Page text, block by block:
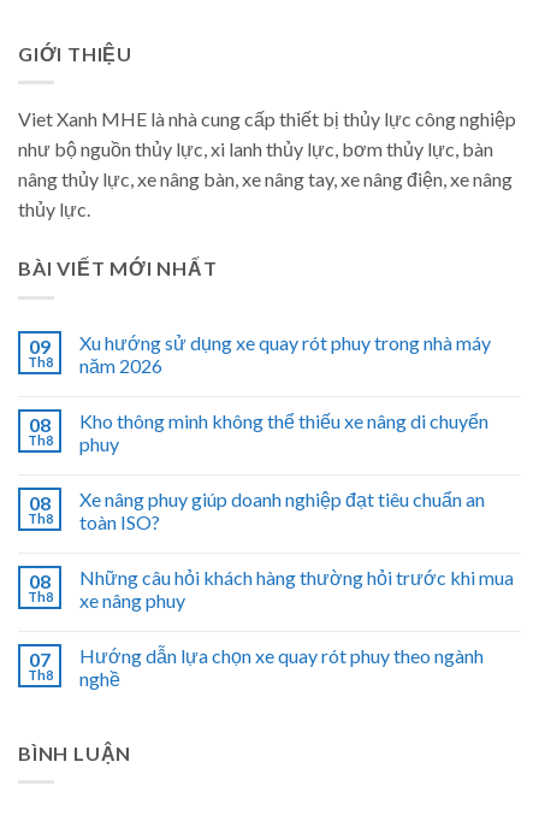
GIỚI THIỆU
Viet Xanh MHE là nhà cung cấp thiết bị thủy lực công nghiệp
như bộ nguồn thủy lực, xi lanh thủy lực, bơm thủy lực, bàn
nâng thủy lực, xe nâng bàn, xe nâng tay, xe nâng điện, xe nâng
thủy lực.
BÀI VIẾT MỚI NHẤT
09
Th8
Xu hướng sử dụng xe quay rót phuy trong nhà máy
năm 2026
08
Th8
Kho thông minh không thể thiếu xe nâng di chuyển
phuy
08
Th8
Xe nâng phuy giúp doanh nghiệp đạt tiêu chuẩn an
toàn ISO?
08
Th8
Những câu hỏi khách hàng thường hỏi trước khi mua
xe nâng phuy
07
Th8
Hướng dẫn lựa chọn xe quay rót phuy theo ngành
nghề
BÌNH LUẬN